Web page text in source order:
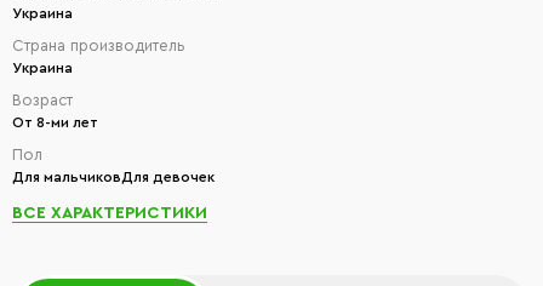
Украина
Страна производитель
Украина
Возраст
От 8-ми лет
Пол
Для мальчиковДля девочек
ВСЕ ХАРАКТЕРИСТИКИ